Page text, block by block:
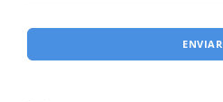
ENVIAR